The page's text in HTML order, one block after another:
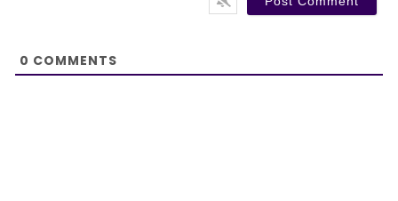
0 COMMENTS